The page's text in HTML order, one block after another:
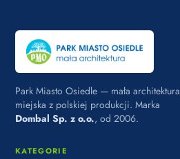
Park Miasto Osiedle — mała architektura
miejska z polskiej produkcji. Marka
Dombal Sp. z o.o., od 2006.
KATEGORIE